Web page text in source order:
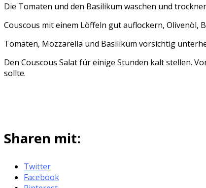
Die Tomaten und den Basilikum waschen und
Couscous mit einem Löffeln gut auflockern, Olivenöl,
Tomaten, Mozzarella und Basilikum vorsichtig
Den Couscous Salat für einige Stunden kalt stellen.
sollte.
Sharen mit:
Twitter
Facebook